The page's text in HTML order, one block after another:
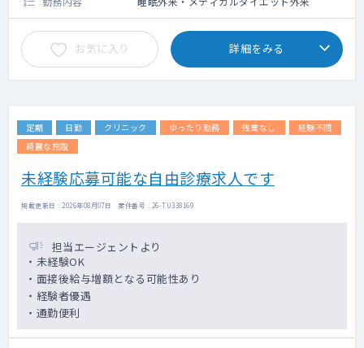
お気に入り 詳細をみる
定期 日勤 クリニック ゆったり勤務 残業なし
経験不問
綺麗な施設
未経験応募可能な自由診療求人です
掲載更新日 : 2026年08月07日 案件番号 : 26-TU338169
担当エージェントより
・未経験OK
・面接後給与増額となる可能性あり
・経験者優遇
・通勤便利